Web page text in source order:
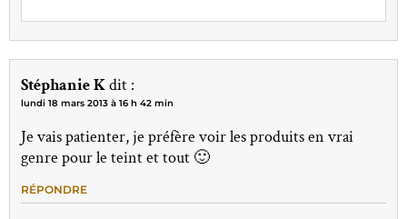
Stéphanie Kdit :
lundi 18 mars 2013 à 16 h 42 min
Je vais patienter, je préfère voir les produits en vrai
genre pour le teint et tout 🙂
RÉPONDRE